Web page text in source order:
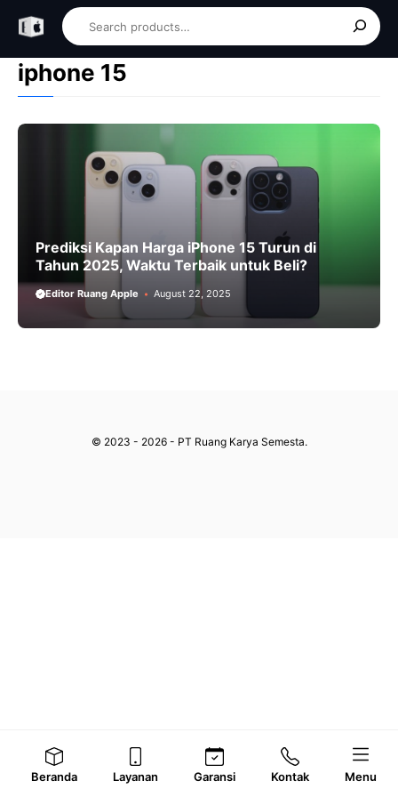
content
iphone 15
Prediksi Kapan Harga iPhone 15 Turun di
Tahun 2025, Waktu Terbaik untuk Beli?
Editor Ruang Apple August 22, 2025
© 2023 - 2026 - PT Ruang Karya Semesta.
Beranda Layanan Garansi Kontak Menu